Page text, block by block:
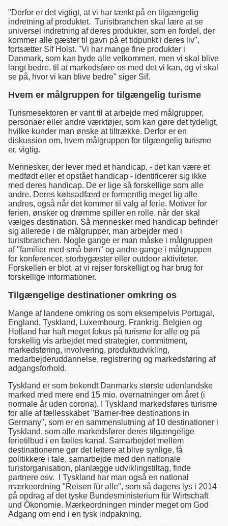
"Derfor er det vigtigt, at vi har tænkt på en tilgængelig
indretning af produktet. Turistbranchen skal lære at se
universel indretning af deres produkter, som en fordel, der
kommer alle gæster til gavn på et tidpunkt i deres liv",
fortsætter Sif Holst. "Vi har mange fine produkter i
Danmark, som kan byde alle velkommen, men vi skal blive
langt bedre, til at markedsføre os med det vi kan, og vi skal
se på, hvor vi kan blive bedre" siger Sif.
Hvem er målgruppen for tilgængelig turisme
Turismesektoren er vant til at arbejde med målgrupper,
personaer eller andre værktøjer, som kan gøre det tydeligt,
hvilke kunder man ønske at tiltrække. Derfor er en
diskussion om, hvem målgruppen for tilgængelig turisme
er, vigtig.
Mennesker, der lever med et handicap, - det kan være et
medfødt eller et opstået handicap - identificerer sig ikke
med deres handicap. De er lige så forskellige som alle
andre. Deres købsadfærd er formentlig meget lig alle
andres, også når det kommer til valg af ferie. Motiver for
ferien, ønsker og drømme spiller en rolle, når der skal
vælges destination. Så mennesker med handicap befinder
sig allerede i de målgrupper, man arbejder med i
turistbranchen. Nogle gange er man måske i målgruppen
af "familier med små børn" og andre gange i målgruppen
for konferencer, storbygæster eller outdoor aktiviteter.
Forskellen er blot, at vi rejser forskelligt og har brug for
forskellige informationer.
Tilgængelige destinationer omkring os
Mange af landene omkring os som eksempelvis Portugal,
England, Tyskland, Luxembourg, Frankrig, Belgien og
Holland har haft meget fokus på turisme for alle og på
forskellig vis arbejdet med strategier, commitment,
markedsføring, involvering, produktudvikling,
medarbejderuddannelse, registrering og markedsføring af
adgangsforhold.
Tyskland er som bekendt Danmarks største udenlandske
marked med mere end 15 mio. overnatninger om året (i
normale år uden corona). I Tyskland markedsføres turisme
for alle af fællesskabet "Barrier-free destinations in
Germany", som er en sammenslutning af 10 destinationer i
Tyskland, som alle markedsfører deres tilgængelige
ferietilbud i en fælles kanal. Samarbejdet mellem
destinationerne gør det lettere at blive synlige, få
politikkere i tale, samarbejde med den nationale
turistorganisation, planlægge udviklingstiltag, finde
partnere osv. I Tyskland har man også en national
mærkeordning "Reisen für alle", som så dagens lys i 2014
på opdrag af det tyske Bundesministerium für Wirtschaft
und Ökonomie. Mærkeordningen minder meget om God
Adgang om end i en tysk indpakning.